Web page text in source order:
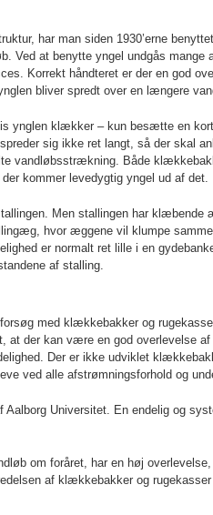
har man siden 1930’erne
Ved at benytte yngel undgås mange
Korrekt håndteret er der en god
bliver spredt over en længere
ynglen klækker – kun besætte en
sig ikke ret langt, så der skal
vandløbsstrækning. Både
kommer levedygtig yngel ud af det.
Men stallingen har
hvor æggene vil klumpe
er normalt ret lille i en
af stalling.
med klækkebakker og
at der kan være en god overlevelse
Der er ikke udviklet
ved alle afstrømningsforhold og
Aalborg Universitet. En endelig og
om foråret, har en høj
af klækkebakker og